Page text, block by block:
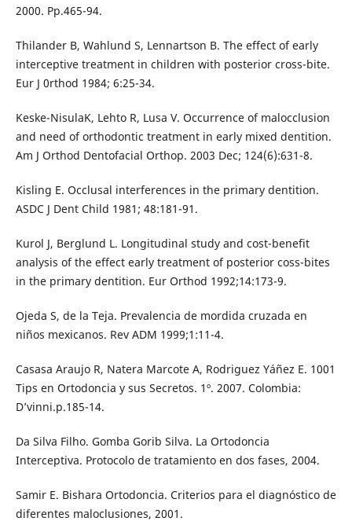
2000. Pp.465-94.
Thilander B, Wahlund S, Lennartson B. The effect of early
interceptive treatment in children with posterior cross-bite.
Eur J 0rthod 1984; 6:25-34.
Keske-NisulaK, Lehto R, Lusa V. Occurrence of malocclusion
and need of orthodontic treatment in early mixed dentition.
Am J Orthod Dentofacial Orthop. 2003 Dec; 124(6):631-8.
Kisling E. Occlusal interferences in the primary dentition.
ASDC J Dent Child 1981; 48:181-91.
Kurol J, Berglund L. Longitudinal study and cost-benefit
analysis of the effect early treatment of posterior coss-bites
in the primary dentition. Eur Orthod 1992;14:173-9.
Ojeda S, de la Teja. Prevalencia de mordida cruzada en
niños mexicanos. Rev ADM 1999;1:11-4.
Casasa Araujo R, Natera Marcote A, Rodriguez Yáñez E. 1001
Tips en Ortodoncia y sus Secretos. 1º. 2007. Colombia:
D’vinni.p.185-14.
Da Silva Filho. Gomba Gorib Silva. La Ortodoncia
Interceptiva. Protocolo de tratamiento en dos fases, 2004.
Samir E. Bishara Ortodoncia. Criterios para el diagnóstico de
diferentes maloclusiones, 2001.